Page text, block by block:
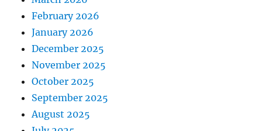
February 2026
January 2026
December 2025
November 2025
October 2025
September 2025
August 2025